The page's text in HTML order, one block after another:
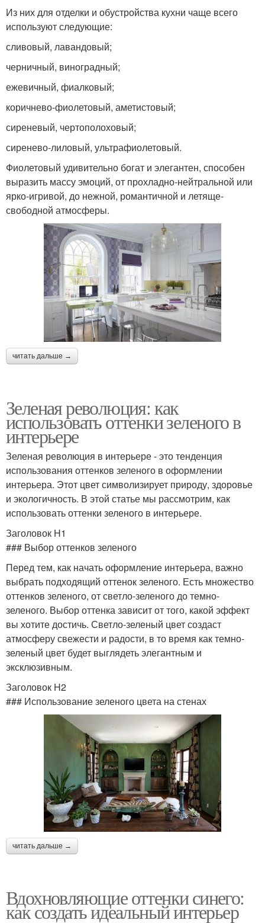
Из них для отделки и обустройства кухни чаще всего
используют следующие:
сливовый, лавандовый;
черничный, виноградный;
ежевичный, фиалковый;
коричнево-фиолетовый, аметистовый;
сиреневый, чертополоховый;
сиренево-лиловый, ультрафиолетовый.
Фиолетовый удивительно богат и элегантен, способен
выразить массу эмоций, от прохладно-нейтральной или
ярко-игривой, до нежной, романтичной и летяще-
свободной атмосферы.
читать дальше →
Зеленая революция: как
использовать оттенки зеленого в
интерьере
Зеленая революция в интерьере - это тенденция
использования оттенков зеленого в оформлении
интерьера. Этот цвет символизирует природу, здоровье
и экологичность. В этой статье мы рассмотрим, как
использовать оттенки зеленого в интерьере.
Заголовок H1
### Выбор оттенков зеленого
Перед тем, как начать оформление интерьера, важно
выбрать подходящий оттенок зеленого. Есть множество
оттенков зеленого, от светло-зеленого до темно-
зеленого. Выбор оттенка зависит от того, какой эффект
вы хотите достичь. Светло-зеленый цвет создаст
атмосферу свежести и радости, в то время как темно-
зеленый цвет будет выглядеть элегантным и
эксклюзивным.
Заголовок H2
### Использование зеленого цвета на стенах
читать дальше →
Вдохновляющие оттенки синего:
как создать идеальный интерьер